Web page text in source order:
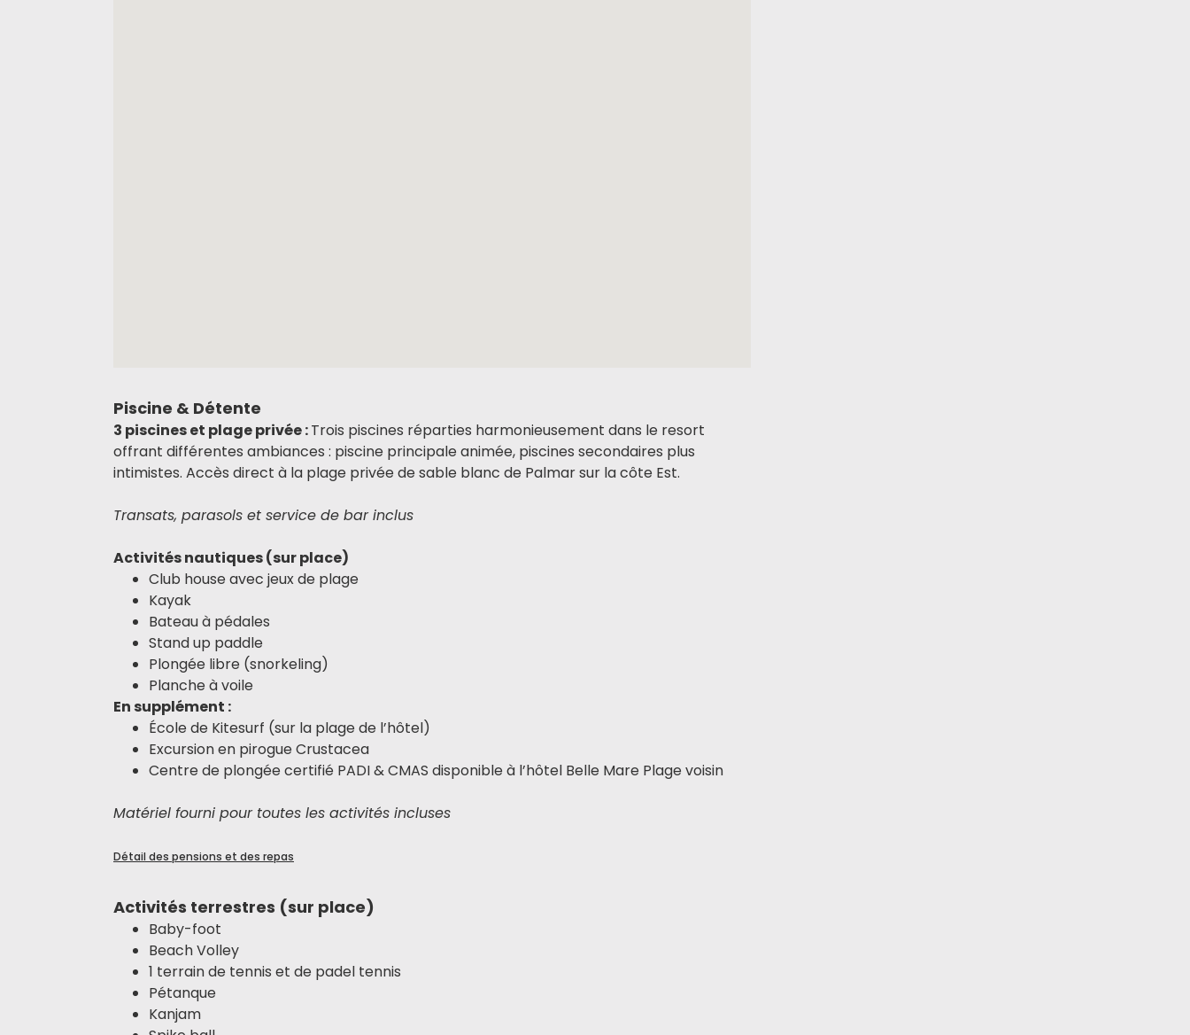
Piscine & Détente
3 piscines et plage privée :Trois piscines réparties harmonieusement dans le resort
offrant différentes ambiances : piscine principale animée, piscines secondaires plus
intimistes. Accès direct à la plage privée de sable blanc de Palmar sur la côte Est.
Transats, parasols et service de bar inclus
Activités nautiques (sur place)
Club house avec jeux de plage
Kayak
Bateau à pédales
Stand up paddle
Plongée libre (snorkeling)
Planche à voile
En supplément :
École de Kitesurf (sur la plage de l’hôtel)
Excursion en pirogue Crustacea
Centre de plongée certifié PADI & CMAS disponible à l’hôtel Belle Mare Plage voisin
Matériel fourni pour toutes les activités incluses
Détail des pensions et des repas
Activités terrestres (sur place)
Baby-foot
Beach Volley
1 terrain de tennis et de padel tennis
Pétanque
Kanjam